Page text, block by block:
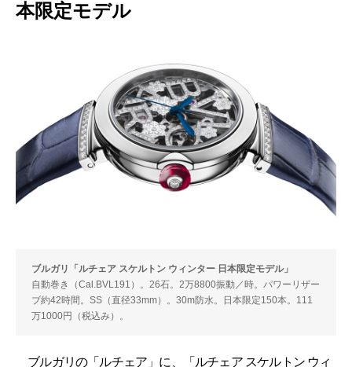
本限定モデル
ブルガリ「ルチェア スケルトン ウィンター 日本限定モデル」
自動巻き（Cal.BVL191）。26石。2万8800振動／時。パワーリザー
ブ約42時間。SS（直径33mm）。30m防水。日本限定150本。111
万1000円（税込み）。
ブルガリの「ルチェア」に、「ルチェア スケルトン ウィ